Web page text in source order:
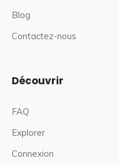
Blog
Contactez-nous
Découvrir
FAQ
Explorer
Connexion